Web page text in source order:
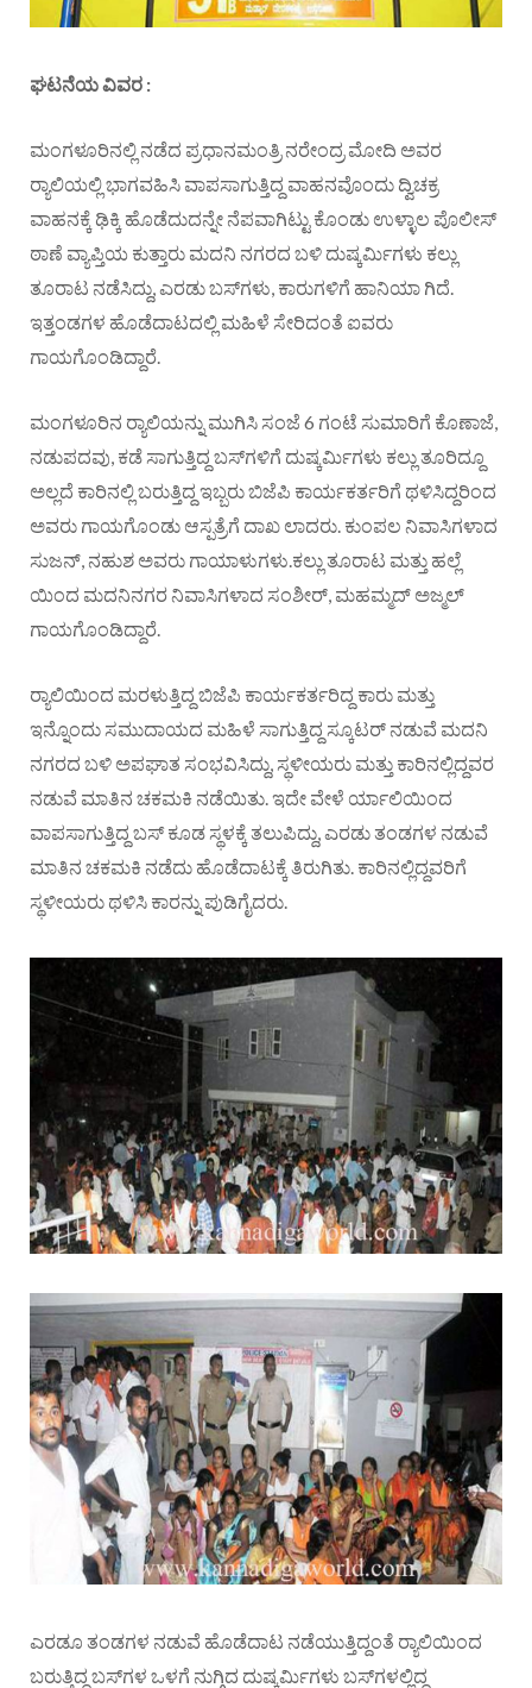
ಘಟನೆಯ ವಿವರ :
ಮಂಗಳೂರಿನಲ್ಲಿ ನಡೆದ ಪ್ರಧಾನಮಂತ್ರಿ ನರೇಂದ್ರ ಮೋದಿ ಅವರ
ರ‍್ಯಾಲಿಯಲ್ಲಿ ಭಾಗವಹಿಸಿ ವಾಪಸಾಗುತ್ತಿದ್ದ ವಾಹನವೊಂದು ದ್ವಿಚಕ್ರ
ವಾಹನಕ್ಕೆ ಢಿಕ್ಕಿ ಹೊಡೆದುದನ್ನೇ ನೆಪವಾಗಿಟ್ಟು ಕೊಂಡು ಉಳ್ಳಾಲ ಪೊಲೀಸ್‌
ಠಾಣೆ ವ್ಯಾಪ್ತಿಯ ಕುತ್ತಾರು ಮದನಿ ನಗರದ ಬಳಿ ದುಷ್ಕರ್ಮಿಗಳು ಕಲ್ಲು
ತೂರಾಟ ನಡೆಸಿದ್ದು, ಎರಡು ಬಸ್‌ಗಳು, ಕಾರುಗಳಿಗೆ ಹಾನಿಯಾ ಗಿದೆ.
ಇತ್ತಂಡಗಳ ಹೊಡೆದಾಟದಲ್ಲಿ ಮಹಿಳೆ ಸೇರಿದಂತೆ ಐವರು
ಗಾಯಗೊಂಡಿದ್ದಾರೆ.
ಮಂಗಳೂರಿನ ರ‍್ಯಾಲಿಯನ್ನು ಮುಗಿಸಿ ಸಂಜೆ 6 ಗಂಟೆ ಸುಮಾರಿಗೆ ಕೊಣಾಜೆ,
ನಡುಪದವು, ಕಡೆ ಸಾಗುತ್ತಿದ್ದ ಬಸ್‌ಗಳಿಗೆ ದುಷ್ಕರ್ಮಿಗಳು ಕಲ್ಲು ತೂರಿದ್ದೂ
ಅಲ್ಲದೆ ಕಾರಿನಲ್ಲಿ ಬರುತ್ತಿದ್ದ ಇಬ್ಬರು ಬಿಜೆಪಿ ಕಾರ್ಯಕರ್ತರಿಗೆ ಥಳಿಸಿದ್ದರಿಂದ
ಅವರು ಗಾಯಗೊಂಡು ಆಸ್ಪತ್ರೆಗೆ ದಾಖ ಲಾದರು. ಕುಂಪಲ ನಿವಾಸಿಗಳಾದ
ಸುಜನ್‌, ನಹುಶ ಅವರು ಗಾಯಾಳುಗಳು.ಕಲ್ಲು ತೂರಾಟ ಮತ್ತು ಹಲ್ಲೆ
ಯಿಂದ ಮದನಿನಗರ ನಿವಾಸಿಗಳಾದ ಸಂಶೀರ್‌, ಮಹಮ್ಮದ್‌ ಅಜ್ಮಲ್‌
ಗಾಯಗೊಂಡಿದ್ದಾರೆ.
ರ‍್ಯಾಲಿಯಿಂದ ಮರಳುತ್ತಿದ್ದ ಬಿಜೆಪಿ ಕಾರ್ಯಕರ್ತರಿದ್ದ ಕಾರು ಮತ್ತು
ಇನ್ನೊಂದು ಸಮುದಾಯದ ಮಹಿಳೆ ಸಾಗುತ್ತಿದ್ದ ಸ್ಕೂಟರ್‌ ನಡುವೆ ಮದನಿ
ನಗರದ ಬಳಿ ಅಪಘಾತ ಸಂಭವಿಸಿದ್ದು, ಸ್ಥಳೀಯರು ಮತ್ತು ಕಾರಿನಲ್ಲಿದ್ದವರ
ನಡುವೆ ಮಾತಿನ ಚಕಮಕಿ ನಡೆಯಿತು. ಇದೇ ವೇಳೆ ರ್ಯಾಲಿಯಿಂದ
ವಾಪಸಾಗುತ್ತಿದ್ದ ಬಸ್‌ ಕೂಡ ಸ್ಥಳಕ್ಕೆ ತಲುಪಿದ್ದು, ಎರಡು ತಂಡಗಳ ನಡುವೆ
ಮಾತಿನ ಚಕಮಕಿ ನಡೆದು ಹೊಡೆದಾಟಕ್ಕೆ ತಿರುಗಿತು. ಕಾರಿನಲ್ಲಿದ್ದವರಿಗೆ
ಸ್ಥಳೀಯರು ಥಳಿಸಿ ಕಾರನ್ನು ಪುಡಿಗೈದರು.
ಎರಡೂ ತಂಡಗಳ ನಡುವೆ ಹೊಡೆದಾಟ ನಡೆಯುತ್ತಿದ್ದಂತೆ ರ‍್ಯಾಲಿಯಿಂದ
ಬರುತ್ತಿದ್ದ ಬಸ್‌ಗಳ ಒಳಗೆ ನುಗ್ಗಿದ ದುಷ್ಕರ್ಮಿಗಳು ಬಸ್‌ಗಳಲ್ಲಿದ್ದ